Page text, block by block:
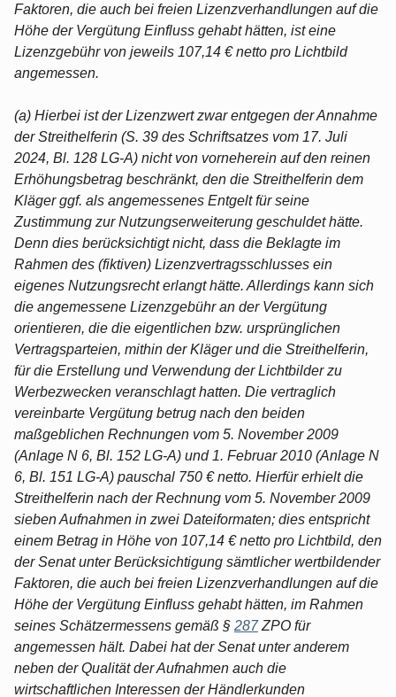
Faktoren, die auch bei freien Lizenzverhandlungen auf die
Höhe der Vergütung Einfluss gehabt hätten, ist eine
Lizenzgebühr von jeweils 107,14 € netto pro Lichtbild
angemessen.
(a) Hierbei ist der Lizenzwert zwar entgegen der Annahme
der Streithelferin (S. 39 des Schriftsatzes vom 17. Juli
2024, Bl. 128 LG-A) nicht von vorneherein auf den reinen
Erhöhungsbetrag beschränkt, den die Streithelferin dem
Kläger ggf. als angemessenes Entgelt für seine
Zustimmung zur Nutzungserweiterung geschuldet hätte.
Denn dies berücksichtigt nicht, dass die Beklagte im
Rahmen des (fiktiven) Lizenzvertragsschlusses ein
eigenes Nutzungsrecht erlangt hätte. Allerdings kann sich
die angemessene Lizenzgebühr an der Vergütung
orientieren, die die eigentlichen bzw. ursprünglichen
Vertragsparteien, mithin der Kläger und die Streithelferin,
für die Erstellung und Verwendung der Lichtbilder zu
Werbezwecken veranschlagt hatten. Die vertraglich
vereinbarte Vergütung betrug nach den beiden
maßgeblichen Rechnungen vom 5. November 2009
(Anlage N 6, Bl. 152 LG-A) und 1. Februar 2010 (Anlage N
6, Bl. 151 LG-A) pauschal 750 € netto. Hierfür erhielt die
Streithelferin nach der Rechnung vom 5. November 2009
sieben Aufnahmen in zwei Dateiformaten; dies entspricht
einem Betrag in Höhe von 107,14 € netto pro Lichtbild, den
der Senat unter Berücksichtigung sämtlicher wertbildender
Faktoren, die auch bei freien Lizenzverhandlungen auf die
Höhe der Vergütung Einfluss gehabt hätten, im Rahmen
seines Schätzermessens gemäß § 287ZPO für
angemessen hält. Dabei hat der Senat unter anderem
neben der Qualität der Aufnahmen auch die
wirtschaftlichen Interessen der Händlerkunden